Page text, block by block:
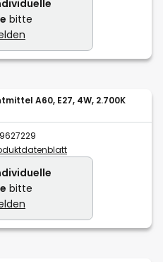
bitte
A60, E27, 4W, 2.700K
9627229
bitte